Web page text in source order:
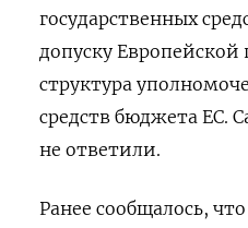
государственных
допуску Европейской
структура
средств бюджета ЕС.
не ответили.
Ранее сообщалось,